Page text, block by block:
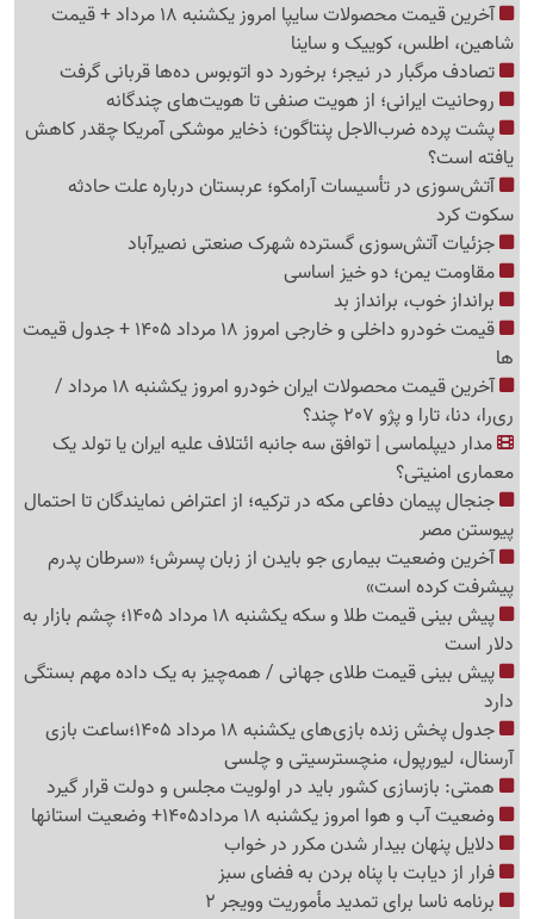
آخرین قیمت محصولات سایپا امروز یکشنبه 18 مرداد + قیمت
شاهین، اطلس، کوییک و ساینا
تصادف مرگبار در نیجر؛ برخورد دو اتوبوس ده‌ها قربانی گرفت
روحانیت ایرانی؛ از هویت صنفی تا هویت‌های چندگانه
پشت پرده ضرب‌الاجل پنتاگون؛ ذخایر موشکی آمریکا چقدر کاهش
یافته است؟
آتش‌سوزی در تأسیسات آرامکو؛ عربستان درباره علت حادثه
سکوت کرد
جزئیات آتش‌سوزی گسترده شهرک صنعتی نصیرآباد
مقاومت یمن؛ دو خیز اساسی
برانداز خوب، برانداز بد
قیمت خودرو داخلی و خارجی امروز 18 مرداد 1405 + جدول قیمت
ها
آخرین قیمت محصولات ایران خودرو امروز یکشنبه 18 مرداد /
ری‌را، دنا، تارا و پژو 207 چند؟
مدار دیپلماسی | توافق سه جانبه ائتلاف علیه ایران یا تولد یک
معماری امنیتی؟
جنجال پیمان دفاعی مکه در ترکیه؛ از اعتراض نمایندگان تا احتمال
پیوستن مصر
آخرین وضعیت بیماری جو بایدن از زبان پسرش؛ «سرطان پدرم
پیشرفت کرده است»
پیش بینی قیمت طلا و سکه یکشنبه 18 مرداد 1405؛ چشم بازار به
دلار است
پیش بینی قیمت طلای جهانی / همه‌چیز به یک داده مهم بستگی
دارد
جدول پخش زنده بازی‌های یکشنبه 18 مرداد 1405؛ساعت بازی
آرسنال، لیورپول، منچسترسیتی و چلسی
همتی: بازسازی کشور باید در اولویت مجلس و دولت قرار گیرد
وضعیت آب و هوا امروز یکشنبه 18 مرداد1405+ وضعیت استانها
دلایل پنهان بیدار شدن مکرر در خواب
فرار از دیابت با پناه بردن به فضای سبز
برنامه ناسا برای تمدید مأموریت وویجر 2